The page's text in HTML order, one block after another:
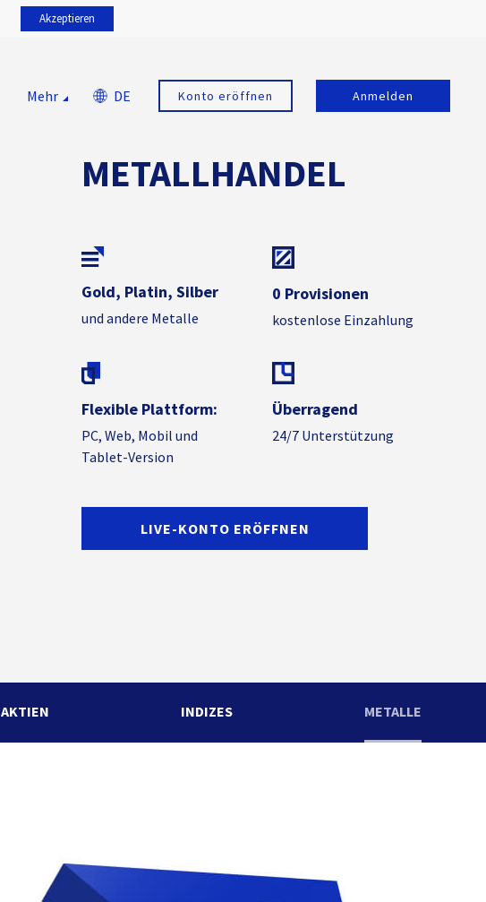
Akzeptieren
Mehr DE Konto eröffnen Anmelden
METALLHANDEL
Gold, Platin, Silber
und andere Metalle
0 Provisionen
kostenlose Einzahlung
Flexible Plattform:
PC, Web, Mobil und
Tablet-Version
Überragend
24/7Unterstützung
LIVE-KONTO ERÖFFNEN
AKTIEN INDIZES METALLE